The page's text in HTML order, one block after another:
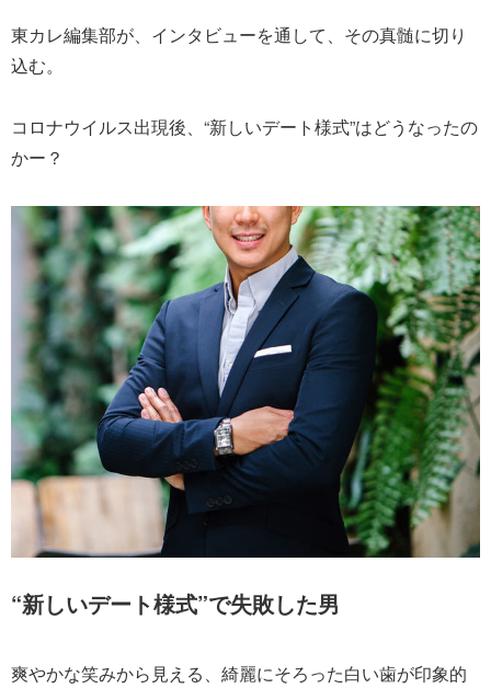
東カレ編集部が、インタビューを通して、その真髄に切り
込む。
コロナウイルス出現後、“新しいデート様式”はどうなったの
かー？
“新しいデート様式”で失敗した男
爽やかな笑みから見える、綺麗にそろった白い歯が印象的